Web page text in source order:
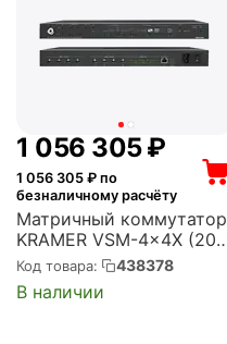
1 056 305₽
1 056 305 ₽ по
безналичному расчёту
Матричный коммутатор
KRAMER VSM-4x4X (20-
80552030)
Код товара: 438378
В наличии